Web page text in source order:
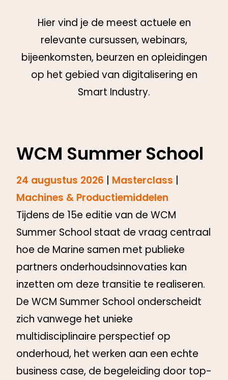
Hier vind je de meest actuele en
relevante cursussen, webinars,
bijeenkomsten, beurzen en opleidingen
op het gebied van digitalisering en
Smart Industry.
WCM Summer School
24 augustus 2026 | Masterclass |
Machines & Productiemiddelen
Tijdens de 15e editie van de WCM
Summer School staat de vraag centraal
hoe de Marine samen met publieke
partners onderhoudsinnovaties kan
inzetten om deze transitie te realiseren.
De WCM Summer School onderscheidt
zich vanwege het unieke
multidisciplinaire perspectief op
onderhoud, het werken aan een echte
business case, de begeleiding door top-